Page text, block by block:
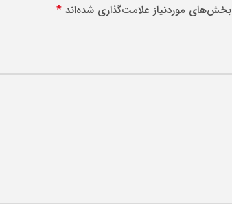
بخش‌های موردنیاز علامت‌گذاری شده‌اند *